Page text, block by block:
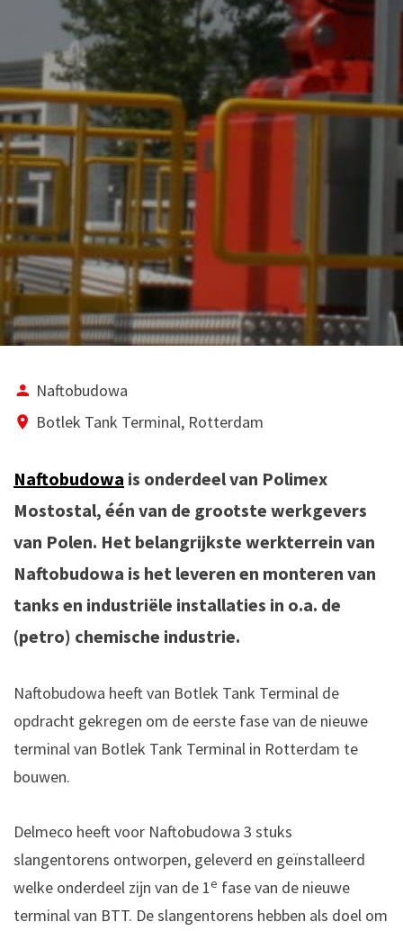
Naftobudowa
Botlek Tank Terminal, Rotterdam
Naftobudowa is onderdeel van Polimex
Mostostal, één van de grootste werkgevers
van Polen. Het belangrijkste werkterrein van
Naftobudowa is het leveren en monteren van
tanks en industriële installaties in o.a. de
(petro) chemische industrie.
Naftobudowa heeft van Botlek Tank Terminal de
opdracht gekregen om de eerste fase van de nieuwe
terminal van Botlek Tank Terminal in Rotterdam te
bouwen.
Delmeco heeft voor Naftobudowa 3 stuks
slangentorens ontworpen, geleverd en geïnstalleerd
welke onderdeel zijn van de 1e fase van de nieuwe
terminal van BTT. De slangentorens hebben als doel om